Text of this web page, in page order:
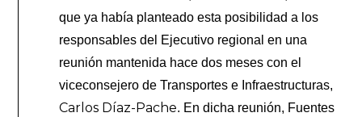
que ya había planteado esta posibilidad a los
responsables del Ejecutivo regional en una
reunión mantenida hace dos meses con el
viceconsejero de Transportes e Infraestructuras,
Carlos Díaz-Pache. En dicha reunión, Fuentes